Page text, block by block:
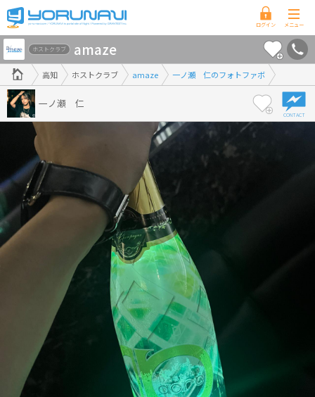
高
知
県
版
高知 ホストクラブ amaze 一ノ瀬 仁のフォトファボ
ホストクラブ amaze
一ノ瀬 仁